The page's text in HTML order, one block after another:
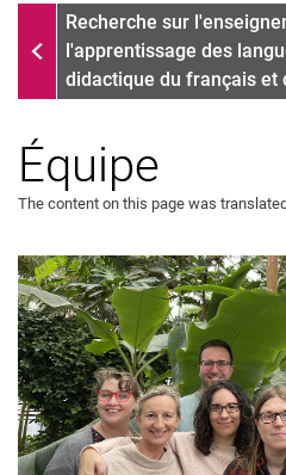
Domaines de spécialisation
Recherche sur
l'apprentissage des
didactique du français et
Équipe
The content on this page was